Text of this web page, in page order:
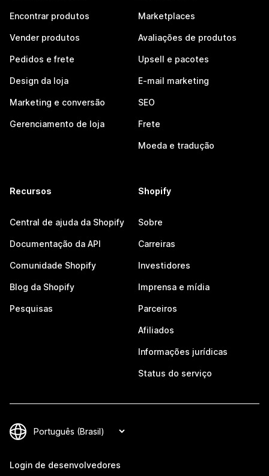
Encontrar produtos
Vender produtos
Pedidos e frete
Design da loja
Marketing e conversão
Gerenciamento de loja
Marketplaces
Avaliações de produtos
Upsell e pacotes
E-mail marketing
SEO
Frete
Moeda e tradução
Recursos
Central de ajuda da Shopify
Documentação da API
Comunidade Shopify
Blog da Shopify
Pesquisas
Shopify
Sobre
Carreiras
Investidores
Imprensa e mídia
Parceiros
Afiliados
Informações jurídicas
Status do serviço
Login de desenvolvedores